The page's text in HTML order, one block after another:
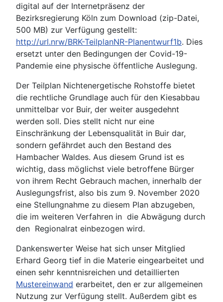
digital auf der Internetpräsenz der
Bezirksregierung Köln zum Download (zip-Datei,
500 MB) zur Verfügung gestellt:
http://url.nrw/BRK-TeilplanNR-Planentwurf1b. Dies
ersetzt unter den Bedingungen der Covid-19-
Pandemie eine physische öffentliche Auslegung.
Der Teilplan Nichtenergetische Rohstoffe bietet
die rechtliche Grundlage auch für den Kiesabbau
unmittelbar vor Buir, der weiter ausgedehnt
werden soll. Dies stellt nicht nur eine
Einschränkung der Lebensqualität in Buir dar,
sondern gefährdet auch den Bestand des
Hambacher Waldes. Aus diesem Grund ist es
wichtig, dass möglichst viele betroffene Bürger
von ihrem Recht Gebrauch machen, innerhalb der
Auslegungsfrist, also bis zum 9. November 2020
eine Stellungnahme zu diesem Plan abzugeben,
die im weiteren Verfahren in die Abwägung durch
den Regionalrat einbezogen wird.
Dankenswerter Weise hat sich unser Mitglied
Erhard Georg tief in die Materie eingearbeitet und
einen sehr kenntnisreichen und detaillierten
Mustereinwand erarbeitet, den er zur allgemeinen
Nutzung zur Verfügung stellt. Außerdem gibt es